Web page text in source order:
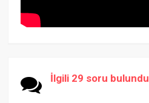
İlgili 29 soru bulundu